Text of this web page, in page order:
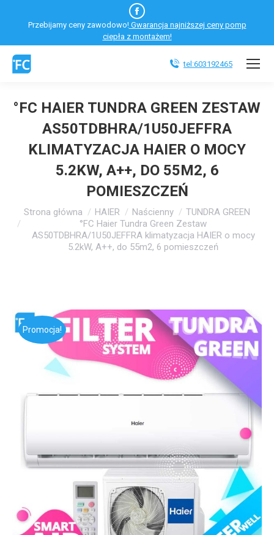
Facebook
otworzy
się
Przebijamy ceny zawodowo!Gwarancja najniższej ceny pomp
ciepła z montażem!
tel:603192465
°FC HAIER TUNDRA GREEN ZESTAW
AS50TDBHRA/1U50JEFFRA
KLIMATYZACJA HAIER O MOCY
5.2KW, A++, DO 55M2, 6
POMIESZCZEŃ
Jesteś tutaj:
Strona główna HAIER Naścienny
TUNDRA GREEN
°FC Haier Tundra Green Zestaw
AS50TDBHRA/1U50JEFFRA klimatyzacja HAIER o mocy
5.2kW, A++, do 55m2, 6 pomieszczeń
Promocja!